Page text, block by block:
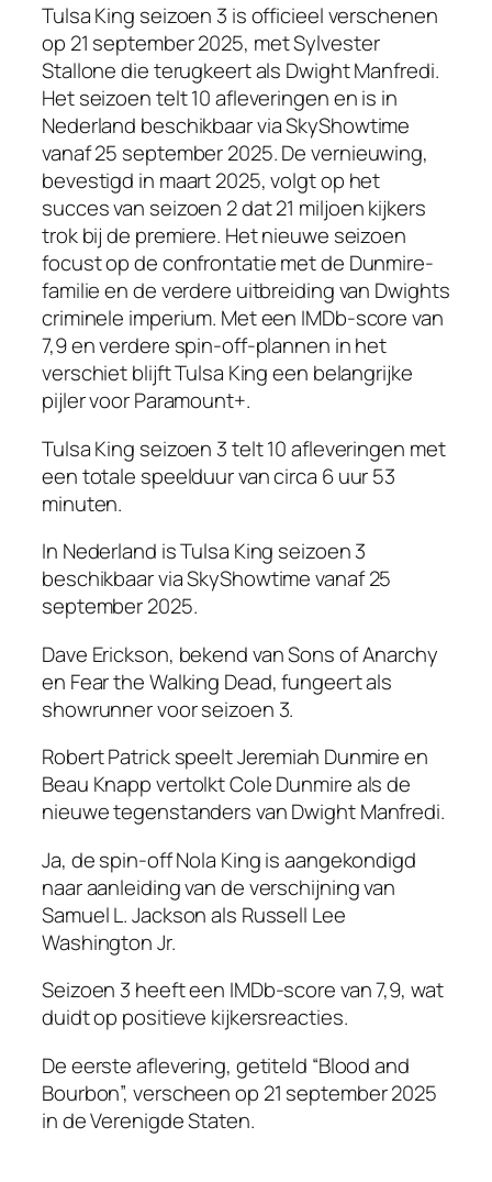
Tulsa King seizoen 3 is officieel verschenen
op 21 september 2025, met Sylvester
Stallone die terugkeert als Dwight Manfredi.
Het seizoen telt 10 afleveringen en is in
Nederland beschikbaar via SkyShowtime
vanaf 25 september 2025. De vernieuwing,
bevestigd in maart 2025, volgt op het
succes van seizoen 2 dat 21 miljoen kijkers
trok bij de premiere. Het nieuwe seizoen
focust op de confrontatie met de Dunmire-
familie en de verdere uitbreiding van Dwights
criminele imperium. Met een IMDb-score van
7,9 en verdere spin-off-plannen in het
verschiet blijft Tulsa King een belangrijke
pijler voor Paramount+.
Tulsa King seizoen 3 telt 10 afleveringen met
een totale speelduur van circa 6 uur 53
minuten.
In Nederland is Tulsa King seizoen 3
beschikbaar via SkyShowtime vanaf 25
september 2025.
Dave Erickson, bekend van Sons of Anarchy
en Fear the Walking Dead, fungeert als
showrunner voor seizoen 3.
Robert Patrick speelt Jeremiah Dunmire en
Beau Knapp vertolkt Cole Dunmire als de
nieuwe tegenstanders van Dwight Manfredi.
Ja, de spin-off Nola King is aangekondigd
naar aanleiding van de verschijning van
Samuel L. Jackson als Russell Lee
Washington Jr.
Seizoen 3 heeft een IMDb-score van 7,9, wat
duidt op positieve kijkersreacties.
De eerste aflevering, getiteld “Blood and
Bourbon”, verscheen op 21 september 2025
in de Verenigde Staten.